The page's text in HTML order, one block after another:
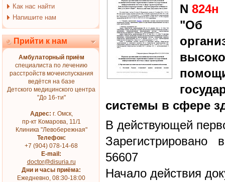
Как нас найти
Напишите нам
Прийти к нам
Амбулаторный приём
специалиста по лечению
расстройств мочеиспускания
ведётся на базе
Детского медицинского центра
"До 16-ти"
Адрес: г. Омск,
пр-кт Комарова, 11/1
Клиника "Левобережная"
Телефон:
+7 (904) 078-14-68
E-mail:
doctor@disuria.ru
Дни и часы приёма:
Ежедневно, 08:30-18:00
N 824н
"Об
системы в сфере
В действующей
56607
Начало действия